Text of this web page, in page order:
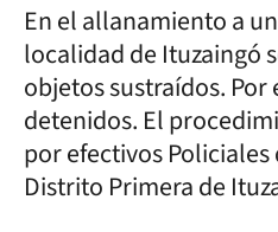
En el allanamiento a
localidad de Ituzaingó
objetos sustraídos.
detenidos. El
por efectivos
Distrito Primera de